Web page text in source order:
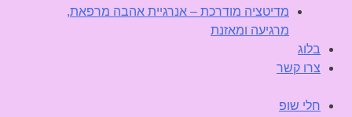
מדיטציה מודרכת – אנרגיית אהבה מרפאת,
מרגיעה ומאזנת
בלוג
צרו קשר
חלי שופ